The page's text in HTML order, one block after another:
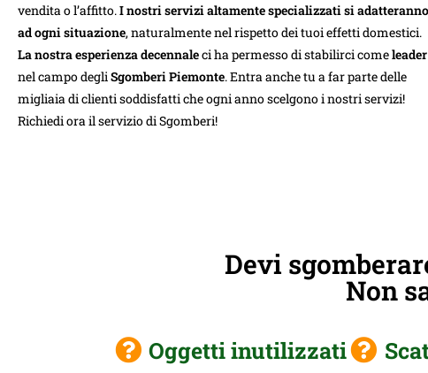
vendita o l’affitto.I nostri servizi altamente specializzati si adatteranno
ad ogni situazione, naturalmente nel rispetto dei tuoi effetti domestici.
La nostra esperienza decennaleci ha permesso di stabilirci comeleader
nel campo degli Sgomberi Piemonte. Entra anche tu a far parte delle
migliaia di clienti soddisfatti che ogni anno scelgono i nostri servizi!
Richiedi ora il servizio di Sgomberi!
Devi
Non
Oggetti inutilizzati